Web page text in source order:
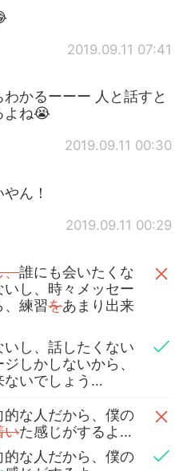
2019.09.11 07:41
かるーーー 人と話すと
よね😭
2019.09.11 00:30
ん！
2019.09.11 00:29
、誰にも会いたくな
し、時々メッセー
、練習をあまり出来
し、話したくない
しかしないから、
ないでしょう…
な人だから、僕の
いた感じがするよ…
な人だから、僕の